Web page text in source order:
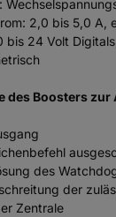
2,0 bis 5,0 A,
bis 24 Volt
des Boosters
des
der
Zentrale